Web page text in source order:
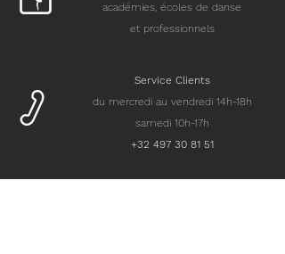
académies, écoles de danse
et professionnels
Service Clients
du mercredi au vendredi 14h-18h
samedi 10h-17h
+32 497 30 81 51